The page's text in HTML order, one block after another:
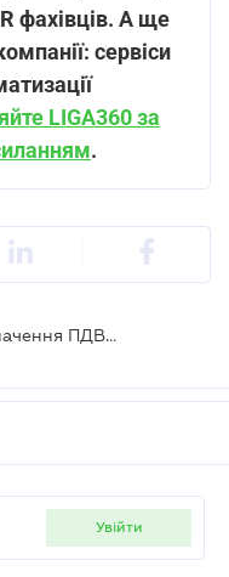
фахівців. А ще
сервіси
LIGA360 за
.
Збільшення залишку від'ємного значення ПДВ: який період вказувати в додатках до уточнюючого розрахунку
увійти